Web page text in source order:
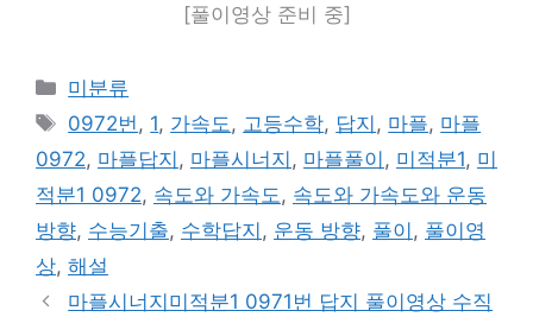
[풀이영상 준비 중]
카
테
리
미분류
태
그
0972번, 1, 가속도, 고등수학, 답지 , 마플, 마플
0972, 마플답지 , 마플시너지 , 마플풀이 , 미적분1, 미
적분1 0972, 속도와 가속도, 속도와 가속도와 운동
방향, 수능기출, 수학답지 , 운동 방향, 풀이 , 풀이영
상, 해설
마플시너지미적분1 0971번 답지 풀이영상 수직